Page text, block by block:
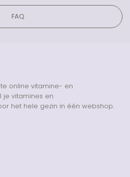
FAQ
online vitamine- en
je vitamines en
het hele gezin in één webshop.